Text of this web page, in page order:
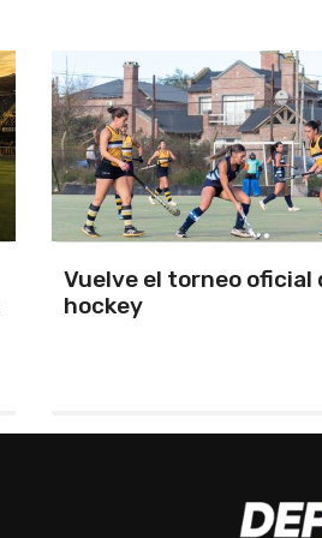
Unión y Progreso busca
cerrar la serie frente a